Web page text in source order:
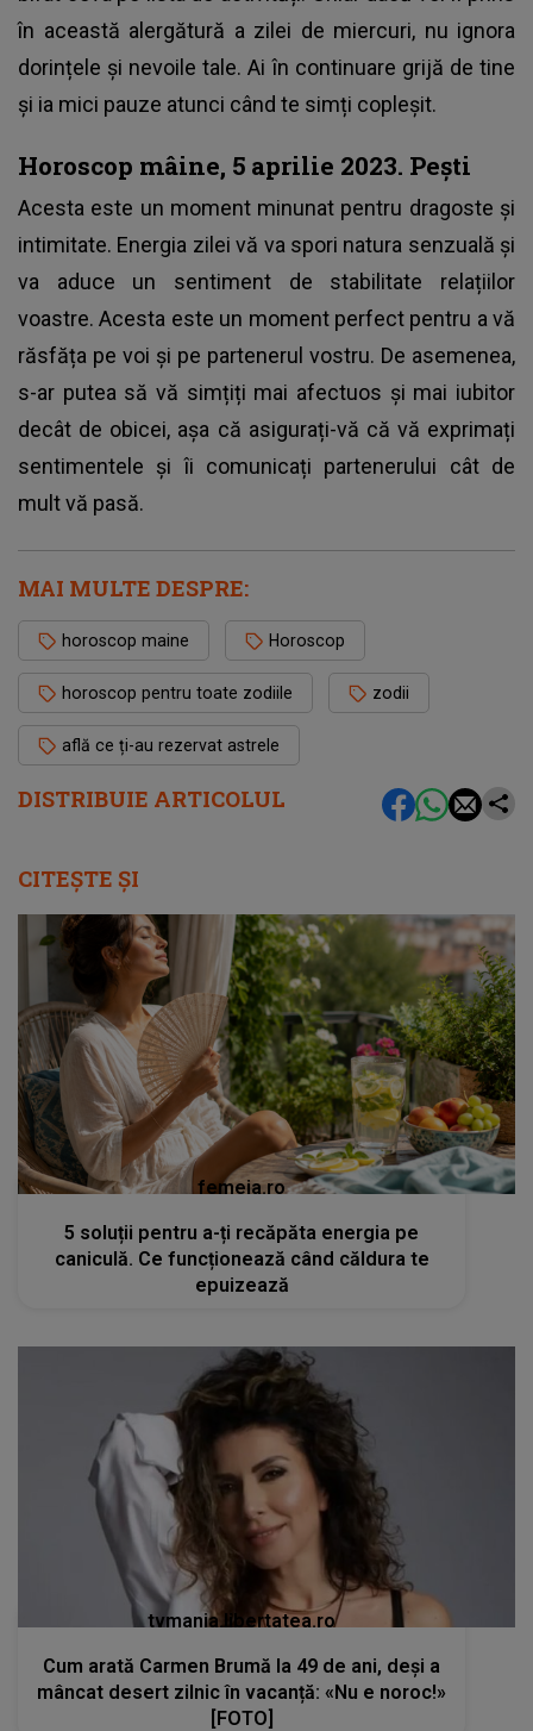
DISTRIBUIE ARTICOLUL
în această alergătură a zilei de miercuri, nu ignora
dorințele și nevoile tale. Ai în continuare grijă de tine
și ia mici pauze atunci când te simți copleșit.
Horoscop mâine, 5 aprilie 2023. Pești
Acesta este un moment minunat pentru dragoste și
intimitate. Energia zilei vă va spori natura senzuală și
va aduce un sentiment de stabilitate relațiilor
voastre. Acesta este un moment perfect pentru a vă
răsfăța pe voi și pe partenerul vostru. De asemenea,
s-ar putea să vă simțiți mai afectuos și mai iubitor
decât de obicei, așa că asigurați-vă că vă exprimați
sentimentele și îi comunicați partenerului cât de
mult vă pasă.
MAI MULTE DESPRE:
horoscop maine Horoscop
horoscop pentru toate zodiile zodii
află ce ți-au rezervat astrele
CITEȘTE ȘI
femeia.ro
5 soluții pentru a-ți recăpăta energia pe
caniculă. Ce funcționează când căldura te
epuizează
tvmania.libertatea.ro
Cum arată Carmen Brumă la 49 de ani, deși a
mâncat desert zilnic în vacanță: «Nu e noroc!»
[FOTO]